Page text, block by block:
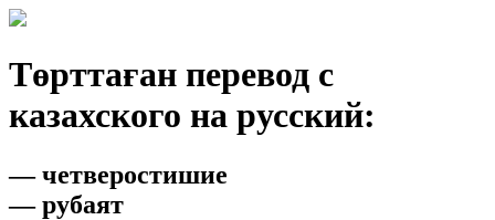
Төрттаған перевод с
казахского на русский:
— четверостишие
— рубаят